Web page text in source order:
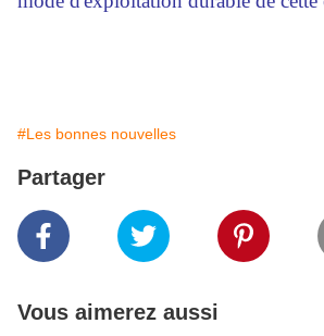
#Les bonnes nouvelles
Partager
Vous aimerez aussi